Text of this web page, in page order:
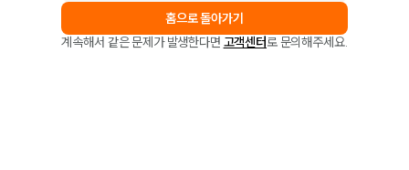
홈으로 돌아가기
계속해서 같은 문제가 발생한다면 고객센터로 문의해주세요.